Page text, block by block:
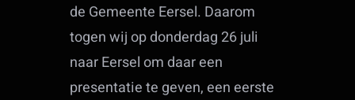
de Gemeente Eersel. Daarom
togen wij op donderdag 26 juli
naar Eersel om daar een
presentatie te geven, een eerste